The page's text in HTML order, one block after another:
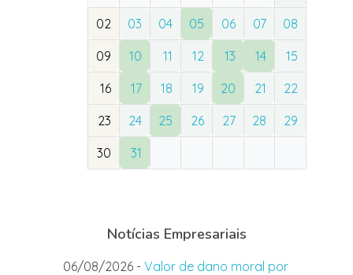
02 03 04 05 06 07 08
09 10 11 12 13 14 15
16 17 18 19 20 21 22
23 24 25 26 27 28 29
30 31
Notícias Empresariais
06/08/2026 - Valor de dano moral por